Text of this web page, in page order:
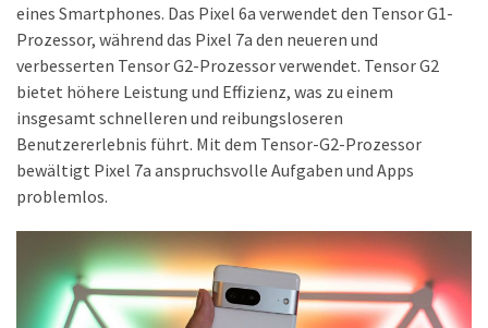
Was
kostengünstiger?
Smartwatch
vs.
Fitnessarmband:
Wo
liegen
Unterschiede
eines Smartphones. Das Pixel 6a verwendet den Tensor G1-
Prozessor, während das Pixel 7a den neueren und
verbesserten Tensor G2-Prozessor verwendet. Tensor G2
bietet höhere Leistung und Effizienz, was zu einem
insgesamt schnelleren und reibungsloseren
Benutzererlebnis führt. Mit dem Tensor-G2-Prozessor
bewältigt Pixel 7a anspruchsvolle Aufgaben und Apps
problemlos.